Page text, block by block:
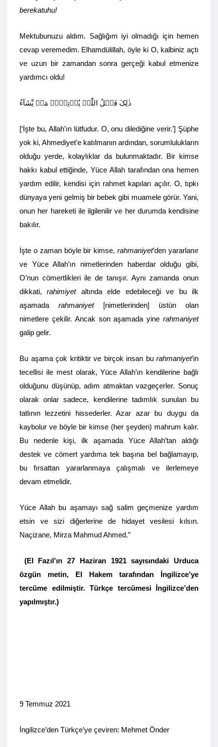
berekatuhu!
Mektubunuzu aldım. Sağlığım iyi olmadığı için hemen
cevap veremedim. Elhamdülillah, öyle ki O, kalbiniz açtı
ve uzun bir zamandan sonra gerçeği kabul etmenize
yardımcı oldu!
ذٰلِکَ فَضۡلُ اللّٰہِ یُؤۡتِیۡہِ مَنۡ یَّشَآءُ
[‘İşte bu, Allah’ın lütfudur. O, onu dilediğine verir.’] Şüphe
yok ki, Ahmediyet’e katılmanın ardından, sorumlulukların
olduğu yerde, kolaylıklar da bulunmaktadır. Bir kimse
hakkı kabul ettiğinde, Yüce Allah tarafından ona hemen
yardım edilir, kendisi için rahmet kapıları açılır. O, tıpkı
dünyaya yeni gelmiş bir bebek gibi muamele görür. Yani,
onun her hareketi ile ilgilenilir ve her durumda kendisine
bakılır.
İşte o zaman böyle bir kimse,rahmaniyet’den yararlanır
ve Yüce Allah’ın nimetlerinden haberdar olduğu gibi,
O’nun cömertlikleri ile de tanışır. Aynı zamanda onun
dikkati,rahimiyetaltında elde edebileceği ve bu ilk
aşamada rahmaniyet [nimetlerinden] üstün olan
nimetlere çekilir. Ancak son aşamada yine rahmaniyet
galip gelir.
Bu aşama çok kritiktir ve birçok insan bu rahmaniyet’in
tecellisi ile mest olarak, Yüce Allah’ın kendilerine bağlı
olduğunu düşünüp, adım atmaktan vazgeçerler. Sonuç
olarak onlar sadece, kendilerine tadımlık sunulan bu
tatlının lezzetini hissederler. Azar azar bu duygu da
kaybolur ve böyle bir kimse (her şeyden) mahrum kalır.
Bu nedenle kişi, ilk aşamada Yüce Allah’tan aldığı
destek ve cömert yardıma tek başına bel bağlamayıp,
bu fırsattan yararlanmaya çalışmalı ve ilerlemeye
devam etmelidir.
Yüce Allah bu aşamayı sağ salim geçmenize yardım
etsin ve sizi diğerlerine de hidayet vesilesi kılsın.
Naçizane, Mirza Mahmud Ahmed.”
(El Fazıl’ın 27 Haziran 1921 sayısındaki Urduca
özgün metin, El Hakem tarafından İngilizce’ye
tercüme edilmiştir. Türkçe tercümesi İngilizce’den
yapılmıştır.)
9 Temmuz 2021
İngilizce’den Türkçe’ye çeviren: Mehmet Önder